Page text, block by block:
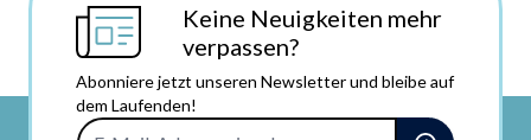
Keine Neuigkeiten mehr
verpassen?
Abonniere jetzt unseren Newsletter und bleibe auf
dem Laufenden!